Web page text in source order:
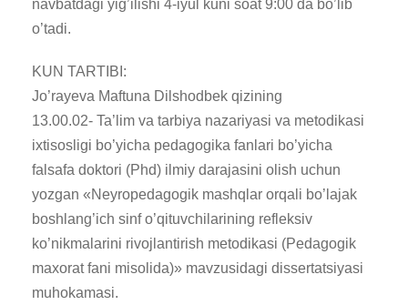
navbatdagi yig’ilishi 4-iyul kuni soat 9:00 da bo’lib
o’tadi.
KUN TARTIBI:
Jo’rayeva Maftuna Dilshodbek qizining
13.00.02- Ta’lim va tarbiya nazariyasi va metodikasi
ixtisosligi bo’yicha pedagogika fanlari bo’yicha
falsafa doktori (Phd) ilmiy darajasini olish uchun
yozgan «Neyropedagogik mashqlar orqali bo’lajak
boshlang’ich sinf o’qituvchilarining refleksiv
ko’nikmalarini rivojlantirish metodikasi (Pedagogik
maxorat fani misolida)» mavzusidagi dissertatsiyasi
muhokamasi.